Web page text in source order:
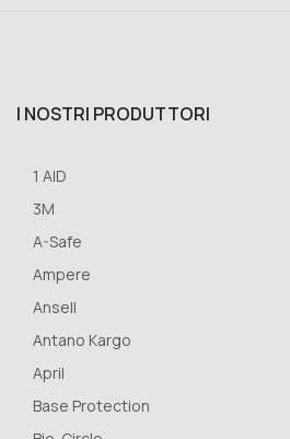
I NOSTRI PRODUTTORI
1 AID
3M
A-Safe
Ampere
Ansell
Antano Kargo
April
Base Protection